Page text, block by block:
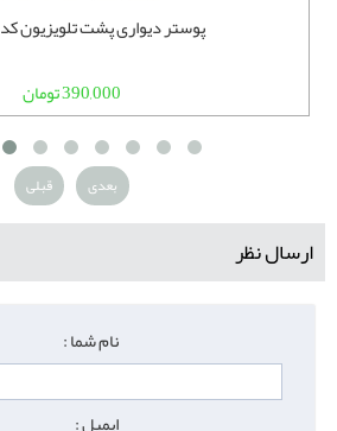
پوستر دیواری پشت تلویزیون کد R-6499
390,000 تومان
قبلی بعدی
ارسال نظر
نام شما :
ایمیل :